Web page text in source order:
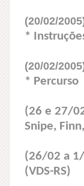
(20/02/
*
(20/02/
* Percurso
(26 e 27/
Snipe,
(26/02 a
(VDS-RS)